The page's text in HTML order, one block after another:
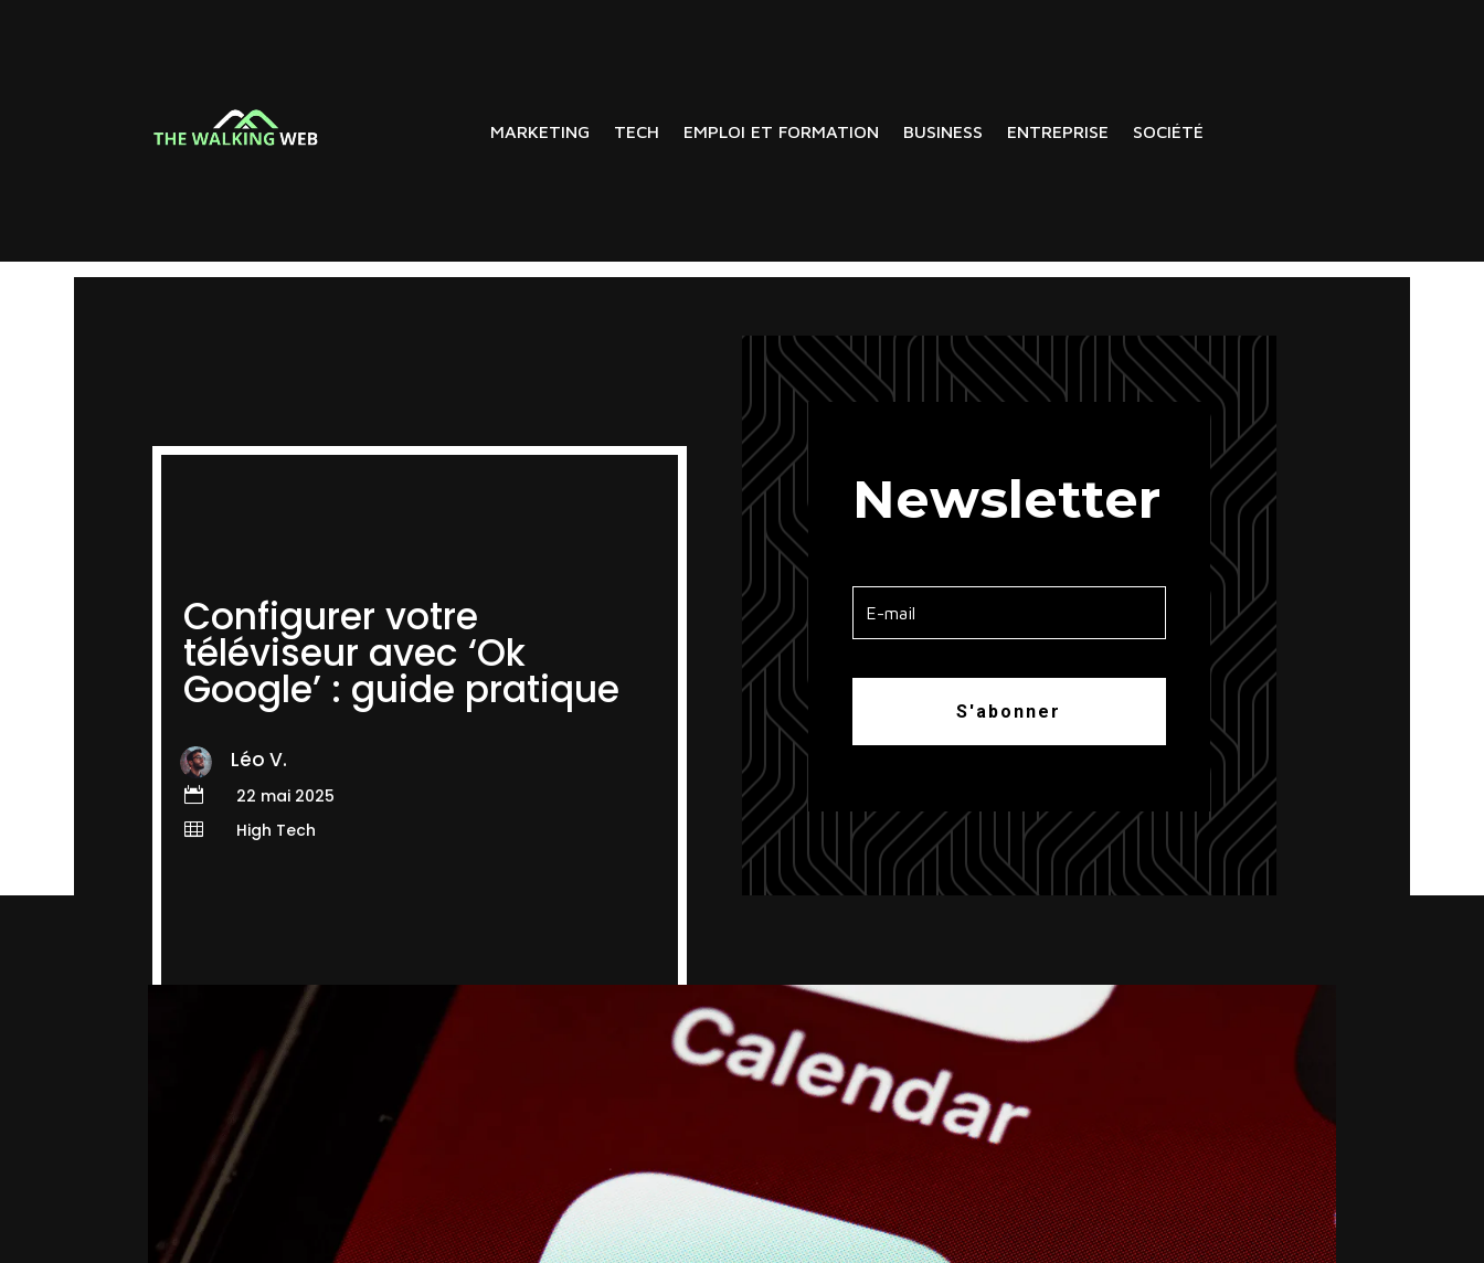
MARKETING TECH EMPLOI ET FORMATION BUSINESS ENTREPRISE SOCIÉTÉ
Configurer votre
téléviseur avec ‘Ok
Google’ : guide pratique
Léo V.
 22 mai 2025
 High Tech
Newsletter
S'abonner